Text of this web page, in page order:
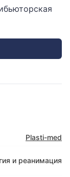
Plasti-med
и реанимация